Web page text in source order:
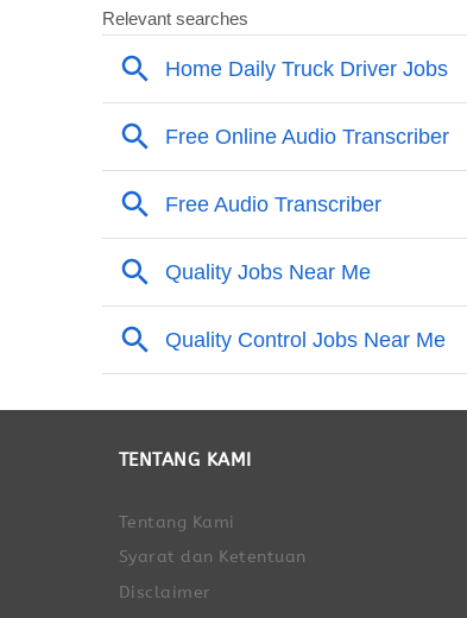
TENTANG KAMI
Tentang Kami
Syarat dan Ketentuan
Disclaimer